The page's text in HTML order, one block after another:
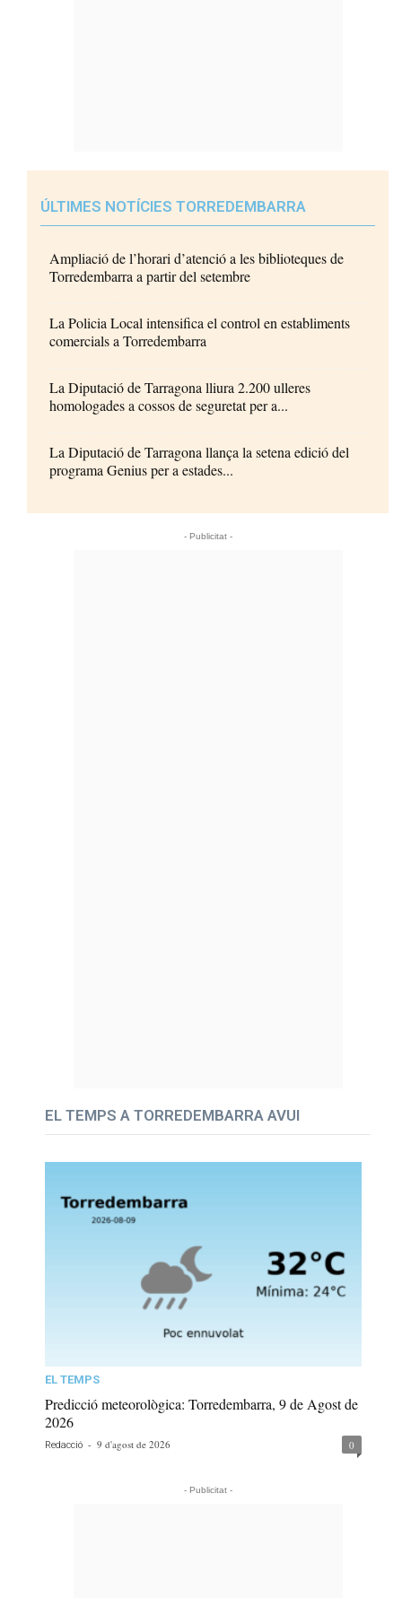
ÚLTIMES NOTÍCIES TORREDEMBARRA
Ampliació de l’horari d’atenció a les biblioteques de
Torredembarra a partir del setembre
La Policia Local intensifica el control en establiments
comercials a Torredembarra
La Diputació de Tarragona lliura 2.200 ulleres
homologades a cossos de seguretat per a...
La Diputació de Tarragona llança la setena edició del
programa Genius per a estades...
- Publicitat -
EL TEMPS A TORREDEMBARRA AVUI
EL TEMPS
Predicció meteorològica: Torredembarra, 9 de Agost de
2026
Redacció - 9 d'agost de 2026 0
- Publicitat -